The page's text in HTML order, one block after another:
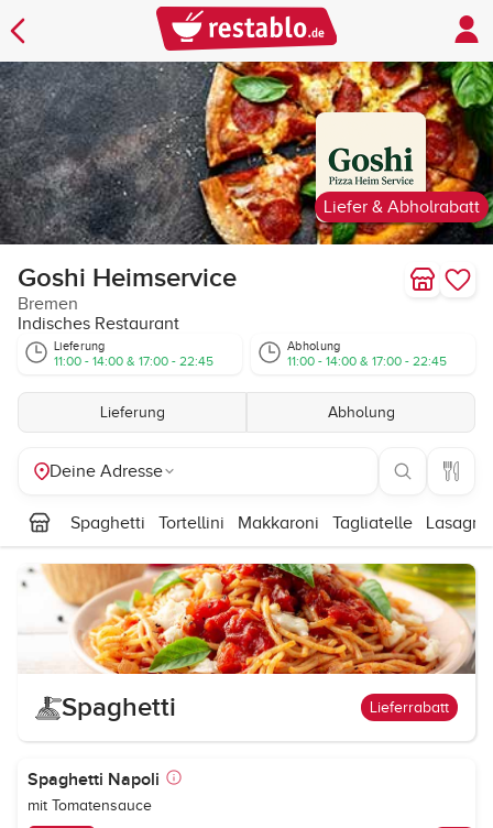
Liefer & Abholrabatt
Goshi Heimservice
Bremen
Indisches Restaurant
Lieferung
11:00 - 14:00 & 17:00 - 22:45
Abholung
11:00 - 14:00 & 17:00 - 22:45
Lieferung Abholung
Deine Adresse
Spaghetti Tortellini Makkaroni Tagliatelle Lasagne
Spaghetti Lieferrabatt
Spaghetti Napoli
mit Tomatensauce